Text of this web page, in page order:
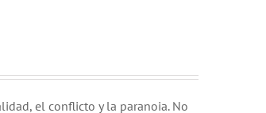
el conflicto y la paranoia. No